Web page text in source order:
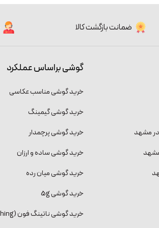
ضمانت بازگشت کالا
مشهد
گوشی براساس عملکرد
خرید گوشی مناسب عکاسی
خرید گوشی گیمینگ
خرید گوشی پرچمدار
خرید گوشی ساده و ارزان
خرید گوشی میان رده
خرید گوشی 5g
خرید گوشی ناتینگ فون (Nothing)